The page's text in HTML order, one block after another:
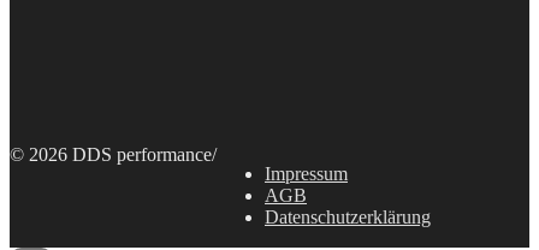
© 2026 DDS performance/
Impressum
AGB
Datenschutzerklärung